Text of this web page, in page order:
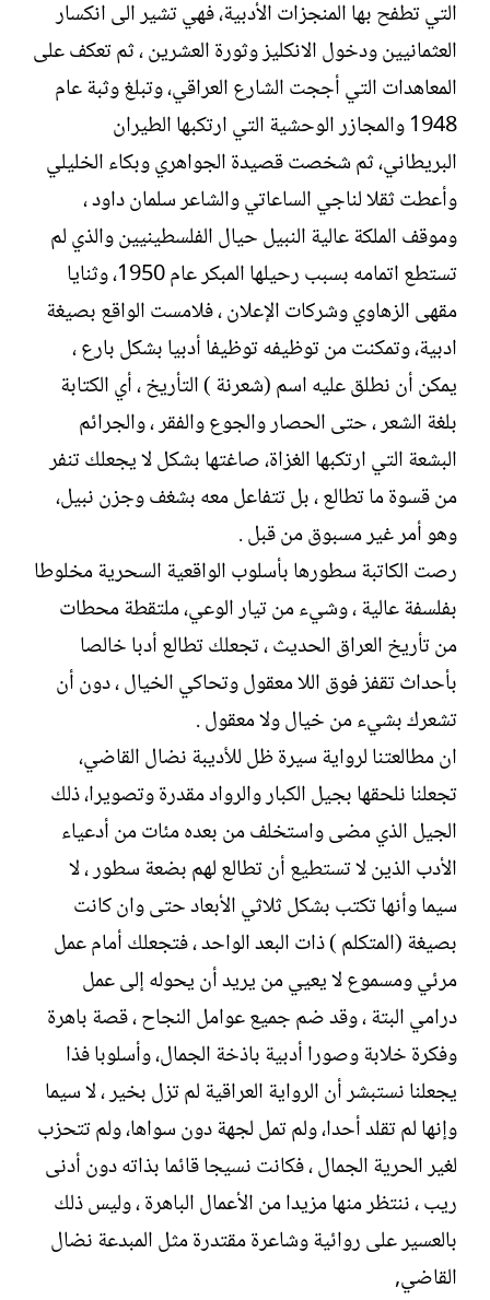
التي تطفح بها المنجزات الأدبية، فهي تشير الى انكسار
العثمانيين ودخول الانكليز وثورة العشرين ، ثم تعكف على
المعاهدات التي أججت الشارع العراقي، وتبلغ وثبة عام
1948 والمجازر الوحشية التي ارتكبها الطيران
البريطاني، ثم شخصت قصيدة الجواهري وبكاء الخليلي
وأعطت ثقلا لناجي الساعاتي والشاعر سلمان داود ،
وموقف الملكة عالية النبيل حيال الفلسطينيين والذي لم
تستطع اتمامه بسبب رحيلها المبكر عام 1950، وثنايا
مقهى الزهاوي وشركات الإعلان ، فلامست الواقع بصيغة
ادبية، وتمكنت من توظيفه توظيفا أدبيا بشكل بارع ،
يمكن أن نطلق عليه اسم (شعرنة ) التأريخ ، أي الكتابة
بلغة الشعر ، حتى الحصار والجوع والفقر ، والجرائم
البشعة التي ارتكبها الغزاة، صاغتها بشكل لا يجعلك تنفر
من قسوة ما تطالع ، بل تتفاعل معه بشغف وجزن نبيل،
وهو أمر غير مسبوق من قبل .
رصت الكاتبة سطورها بأسلوب الواقعية السحرية مخلوطا
بفلسفة عالية ، وشيء من تيار الوعي، ملتقطة محطات
من تأريخ العراق الحديث ، تجعلك تطالع أدبا خالصا
بأحداث تقفز فوق اللا معقول وتحاكي الخيال ، دون أن
تشعرك بشيء من خيال ولا معقول .
ان مطالعتنا لرواية سيرة ظل للأديبة نضال القاضي،
تجعلنا نلحقها بجيل الكبار والرواد مقدرة وتصويرا، ذلك
الجيل الذي مضى واستخلف من بعده مئات من أدعياء
الأدب الذين لا تستطيع أن تطالع لهم بضعة سطور ، لا
سيما وأنها تكتب بشكل ثلاثي الأبعاد حتى وان كانت
بصيغة (المتكلم ) ذات البعد الواحد ، فتجعلك أمام عمل
مرئي ومسموع لا يعيي من يريد أن يحوله إلى عمل
درامي البتة ، وقد ضم جميع عوامل النجاح ، قصة باهرة
وفكرة خلابة وصورا أدبية باذخة الجمال، وأسلوبا فذا
يجعلنا نستبشر أن الرواية العراقية لم تزل بخير ، لا سيما
وإنها لم تقلد أحدا، ولم تمل لجهة دون سواها، ولم تتحزب
لغير الحرية الجمال ، فكانت نسيجا قائما بذاته دون أدنى
ريب ، ننتظر منها مزيدا من الأعمال الباهرة ، وليس ذلك
بالعسير على روائية وشاعرة مقتدرة مثل المبدعة نضال
القاضي,